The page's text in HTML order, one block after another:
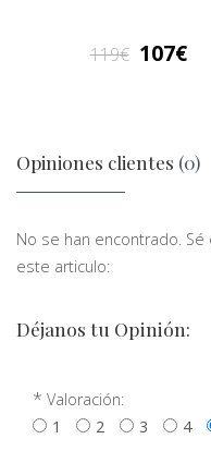
119 107
Opiniones clientes (0)
No se han encontrado.
este articulo:
Déjanos tu Opinión:
* Valoración:
1
2 3 4